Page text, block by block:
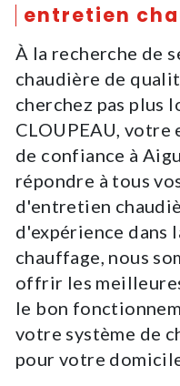
entretien
À la recherche de
chaudière de
cherchez pas plus
CLOUPEAU,
de confiance à
répondre à tous
d'entretien
d'expérience dans
chauffage, nous
offrir les
le bon
votre système de
pour votre